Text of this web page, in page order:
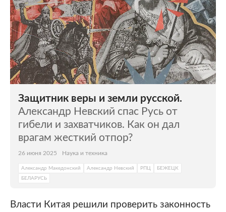
Защитник веры и земли русской.
Александр Невский спас Русь от
гибели и захватчиков. Как он дал
врагам жесткий отпор?
26 июня 2025 Наука и техника
Александр Македонский Александр Невский РПЦ
БЕЖЕЦК
БЕЛАРУСЬ
Власти Китая решили проверить законность